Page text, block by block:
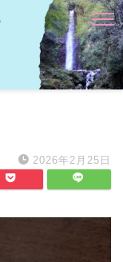
2026年2月25日